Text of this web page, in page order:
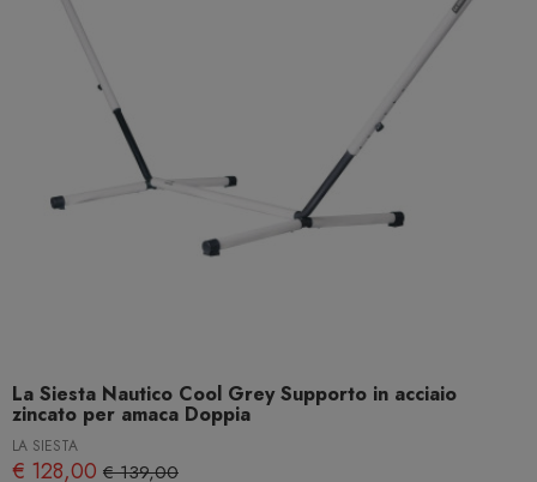
La Siesta Nautico Cool Grey Supporto in acciaio
zincato per amaca Doppia
LA SIESTA
€ 128,00 € 139,00